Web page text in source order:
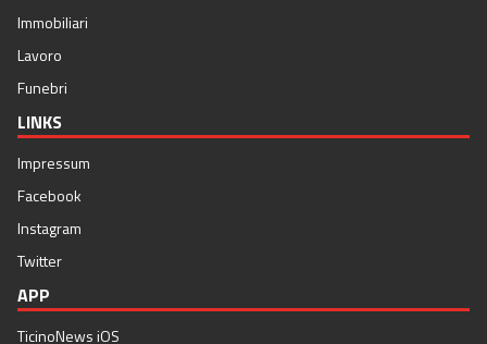
Immobiliari
Lavoro
Funebri
LINKS
Impressum
Facebook
Instagram
Twitter
APP
TicinoNews iOS